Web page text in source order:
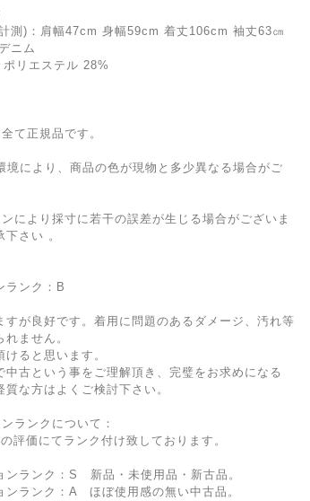
測)：肩幅47cm 身幅59cm 着丈106cm 袖丈63㎝
ニム
リエステル 28%
て正規品です。
境により、商品の色が現物と多少異なる場合がご
により採寸に若干の誤差が生じる場合がございま
さい 。
ランク：B
すが良好です。着用に問題のあるダメージ、汚れ等
ません。
けると思います。
中古という事をご理解頂き、完璧をお求めになる
な方はよくご検討下さい。
ランクについて：
評価にてランク付け致しております。
ランク：S 新品・未使用品・新古品。
ランク：A ほぼ使用感の無い中古品。